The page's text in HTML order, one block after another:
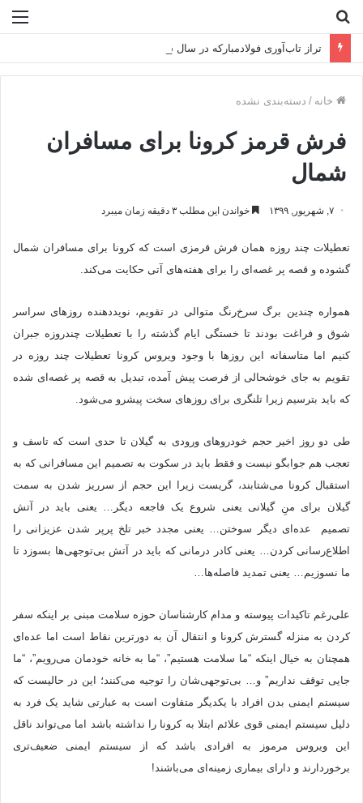
برای
تراز تاب‌آوری فولادمبارکه در سال سخت ۱۴۰۴
خانه / دسته‌بندی نشده
فرش قرمز کرونا برای مسافران
شمال
۷, شهریور, ۱۳۹۹ خواندن این مطلب ۳ دقیقه زمان میبرد
تعطیلات چند روزه همان فرش قرمزی است که کرونا برای مسافران شمال
گشوده و قصه پر غصه‌ای را برای هفته‌های آتی حکایت می‌کند.
همواره چندین برگ سرخ‌رنگ متوالی در تقویم، نویددهنده روزهای سراسر
شوق و فراغت بودند تا خستگی ایام گذشته را با تعطیلات چندروزه جبران
کنیم اما متاسفانه این روزها با وجود ویروس کرونا تعطیلات چند روزه در
تقویم به جای خوشحالی از فرصت پیش آمده، تبدیل به قصه پر غصه‌ای شده
که باید بترسیم زیرا تلنگری برای روزهای سخت پیشرو می‌شود.
طی دو روز اخیر حجم خودروهای ورودی به گیلان تا حدی است که تاسف و
تعجب هم جوابگو نیست و فقط باید در سکوت به تصمیم این مسافرانی که به
استقبال کرونا می‌شتابند، گریست زیرا این حجم از سرریز شدن به سمت
گیلان برای منِ گیلانی یعنی شروع یک فاجعه دیگر… یعنی باید در آتش
تصمیم عده‌ای دیگر سوختن… یعنی مجدد خبر تلخ پرپر شدن عزیزانی را
اطلاع‌رسانی کردن… یعنی کادر درمانی که باید در آتش بی‌توجهی‌ها بسوزد تا
ما نسوزیم… یعنی تمدید فاصله‌ها…
علی‌رغم تاکیدات پیوسته و مدام کارشناسان حوزه سلامت مبنی بر اینکه سفر
کردن به منزله گسترش کرونا و انتقال آن به دورترین نقاط است اما عده‌ای
همچنان به خیال اینکه “ما سلامت هستیم”، “ما به خانه خودمان می‌رویم”، “ما
جایی توقف نداریم” و… بی‌توجهی‌شان را توجیه می‌کنند؛ این در حالیست که
سیستم ایمنی بدن افراد با یکدیگر متفاوت است به عبارتی شاید یک فرد به
دلیل سیستم ایمنی قوی علائم ابتلا به کرونا را نداشته باشد اما می‌تواند ناقل
این ویروس مرموز به افرادی باشد که از سیستم ایمنی ضعیف‌تری
برخوردارند و دارای بیماری زمینه‌ای می‌باشند!